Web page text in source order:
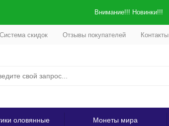
Внимание!!! Новинки!!!
Система скидок Отзывы покупателей Контакты
оловянные Монеты мира